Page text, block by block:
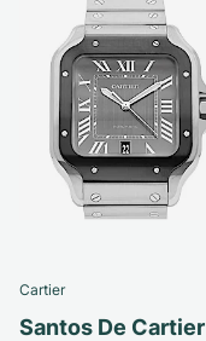
Cartier
Santos De Cartier